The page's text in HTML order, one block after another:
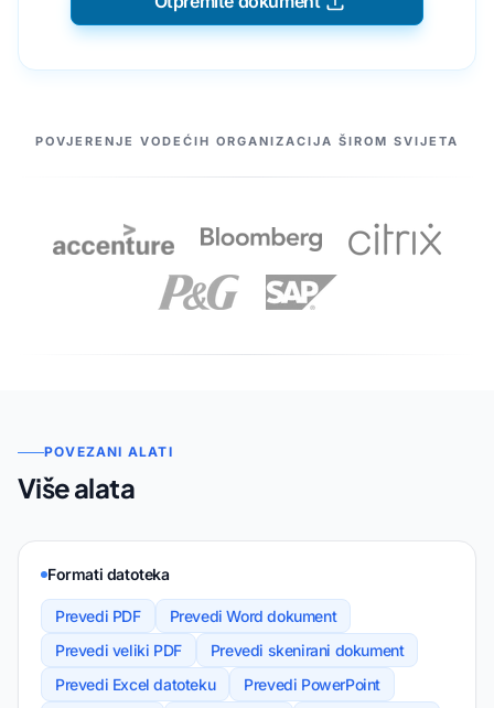
NAŠI PARTNERI
POVJERENJE VODEĆIH ORGANIZACIJA ŠIROM SVIJETA
POVEZANI ALATI
Više alata
Formati datoteka
Prevedi PDF
Prevedi Word dokument
Prevedi veliki PDF
Prevedi skenirani dokument
Prevedi Excel datoteku
Prevedi PowerPoint